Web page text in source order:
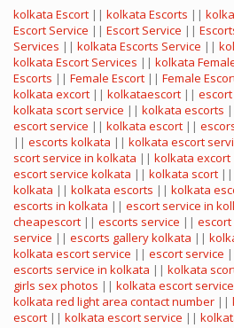
kolkata Escort || kolkata Escorts ||
Escort Service || Escort Service ||
Services || kolkata Escorts Service ||
kolkata Escort Services || kolkata
Escorts || Female Escort || Female
kolkata excort || kolkataescort ||
kolkata scort service || kolkata escorts
escort service || kolkata escort ||
|| escorts kolkata || kolkata escort
scort service in kolkata || kolkata excort
escort service kolkata || kolkata scort ||
kolkata || kolkata escorts || kolkata
escorts in kolkata || escort service in
cheapescort || escorts service ||
service || escorts gallery kolkata ||
kolkata escort service || escort service
escorts service in kolkata || kolkata
girls sex photos || kolkata escort service
kolkata red light area contact number ||
escort || kolkata escort service ||